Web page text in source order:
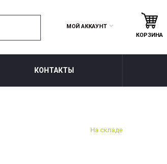
МОЙ АККАУНТ
КОРЗИНА
КОНТАКТЫ
На складе